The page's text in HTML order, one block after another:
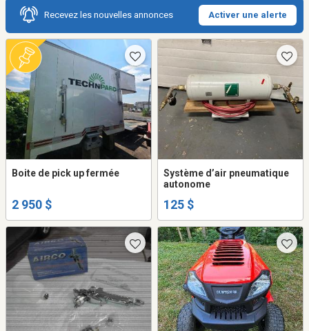
Recevez les nouvelles annonces Activer une alerte
Boite de pick up fermée
2 950 $
Système d’air pneumatique
autonome
125 $